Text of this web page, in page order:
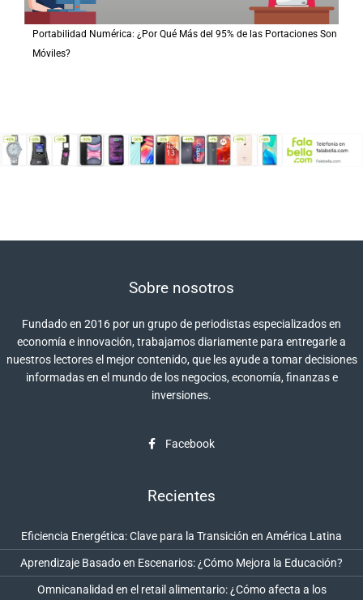
Portabilidad Numérica: ¿Por Qué Más del 95% de las Portaciones Son
Móviles?
Sobre nosotros
Fundado en 2016 por un grupo de periodistas especializados en
economía e innovación, trabajamos diariamente para entregarle a
nuestros lectores el mejor contenido, que les ayude a tomar decisiones
informadas en el mundo de los negocios, economía, finanzas e
inversiones.
Facebook
Recientes
Eficiencia Energética: Clave para la Transición en América Latina
Aprendizaje Basado en Escenarios: ¿Cómo Mejora la Educación?
Omnicanalidad en el retail alimentario: ¿Cómo afecta a los